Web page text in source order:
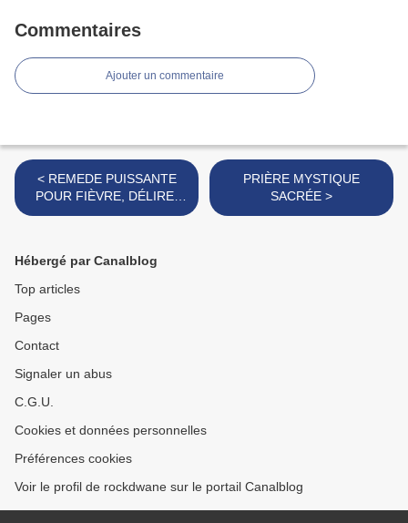
Commentaires
Ajouter un commentaire
< REMEDE PUISSANTE
POUR FIÈVRE, DÉLIRE,
HALLUCINATIONS, FOLIE,
PRIÈRE MYSTIQUE
SACRÉE >
Hébergé par Canalblog
Top articles
Pages
Contact
Signaler un abus
C.G.U.
Cookies et données personnelles
Préférences cookies
Voir le profil de rockdwane sur le portail Canalblog